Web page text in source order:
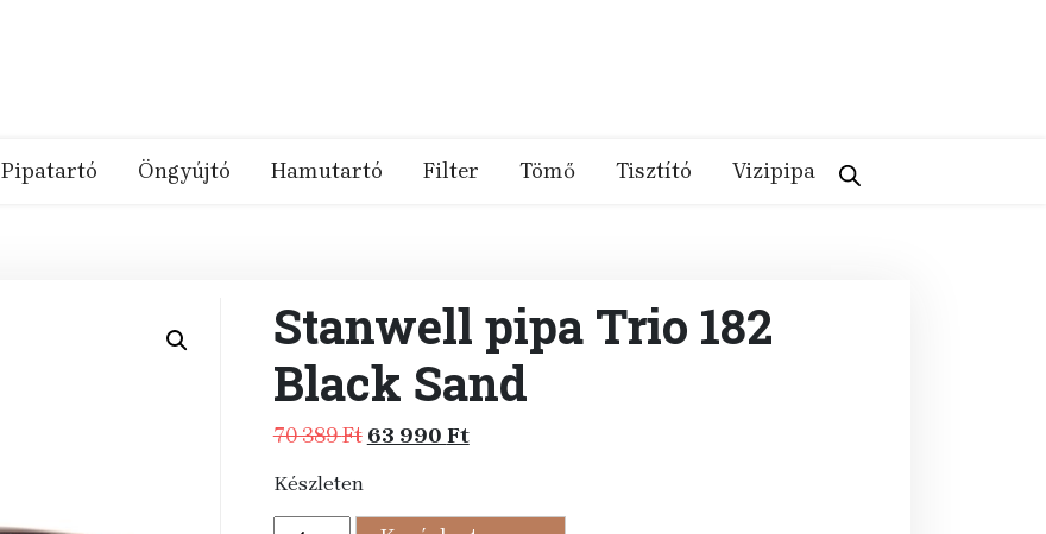
Pipatartó Öngyújtó Hamutartó Filter Tömő Tisztító Vizipipa
Stanwell pipa Trio 182
Black Sand
70 389Ft Original
70
63 990 FtCurrent
63
Készleten